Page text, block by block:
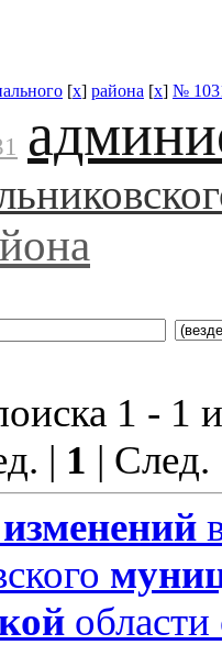
[x] района [x] №
1 - 1
| 1 |
изменений